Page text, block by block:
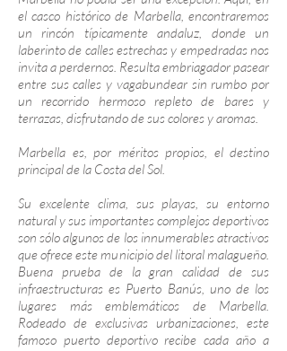
el casco histórico de Marbella, encontraremos
un rincón típicamente andaluz, donde un
laberinto de calles estrechas y empedradas nos
invita a perdernos. Resulta embriagador pasear
entre sus calles y vagabundear sin rumbo por
un recorrido hermoso repleto de bares y
terrazas, disfrutando de sus colores y aromas.
Marbella es, por méritos propios, el destino
principal de la Costa del Sol.
Su excelente clima, sus playas, su entorno
natural y sus importantes complejos deportivos
son sólo algunos de los innumerables atractivos
que ofrece este municipio del litoral malagueño.
Buena prueba de la gran calidad de sus
infraestructuras es Puerto Banús, uno de los
lugares más emblemáticos de Marbella.
Rodeado de exclusivas urbanizaciones, este
famoso puerto deportivo recibe cada año a